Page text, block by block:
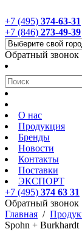
+7 (495) 374-63-31
+7 (846) 273-49-39
Обратный звонок
О нас
Продукция
Бренды
Новости
Контакты
Поставки
ЭКСПОРТ
+7 (495) 374 63 31
Обратный звонок
Главная /
Spohn + Burkhardt